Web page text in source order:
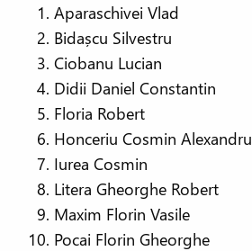
Aparaschivei Vlad
Bidașcu Silvestru
Ciobanu Lucian
Didii Daniel Constantin
Floria Robert
Honceriu Cosmin Alexandru
Iurea Cosmin
Litera Gheorghe Robert
Maxim Florin Vasile
Pocai Florin Gheorghe